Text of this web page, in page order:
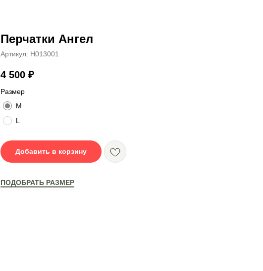
Перчатки Ангел
Артикул: H013001
4 500 ₽
Размер
M
L
Добавить в корзину
ПОДОБРАТЬ РАЗМЕР